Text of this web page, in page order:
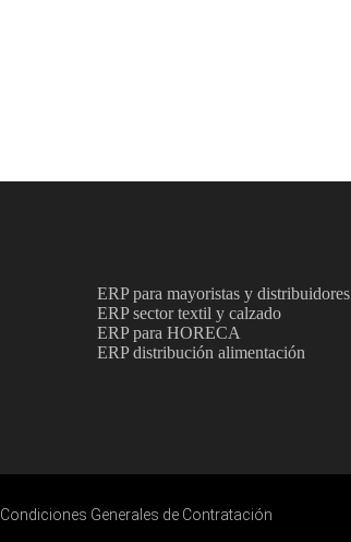
ERP para mayoristas y distribuidores
ERP sector textil y calzado
ERP para HORECA
ERP distribución alimentación
Condiciones Generales de Contratación